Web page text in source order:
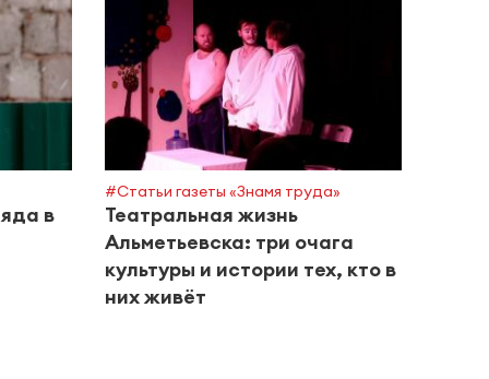
в
#Статьи газеты «Знамя труда»
Театральная жизнь
Альметьевска: три очага
культуры и истории тех, кто в
них живёт